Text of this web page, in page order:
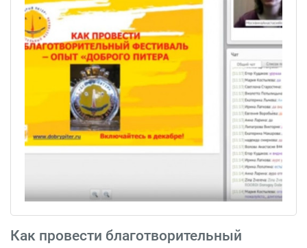
Как провести благотворительный